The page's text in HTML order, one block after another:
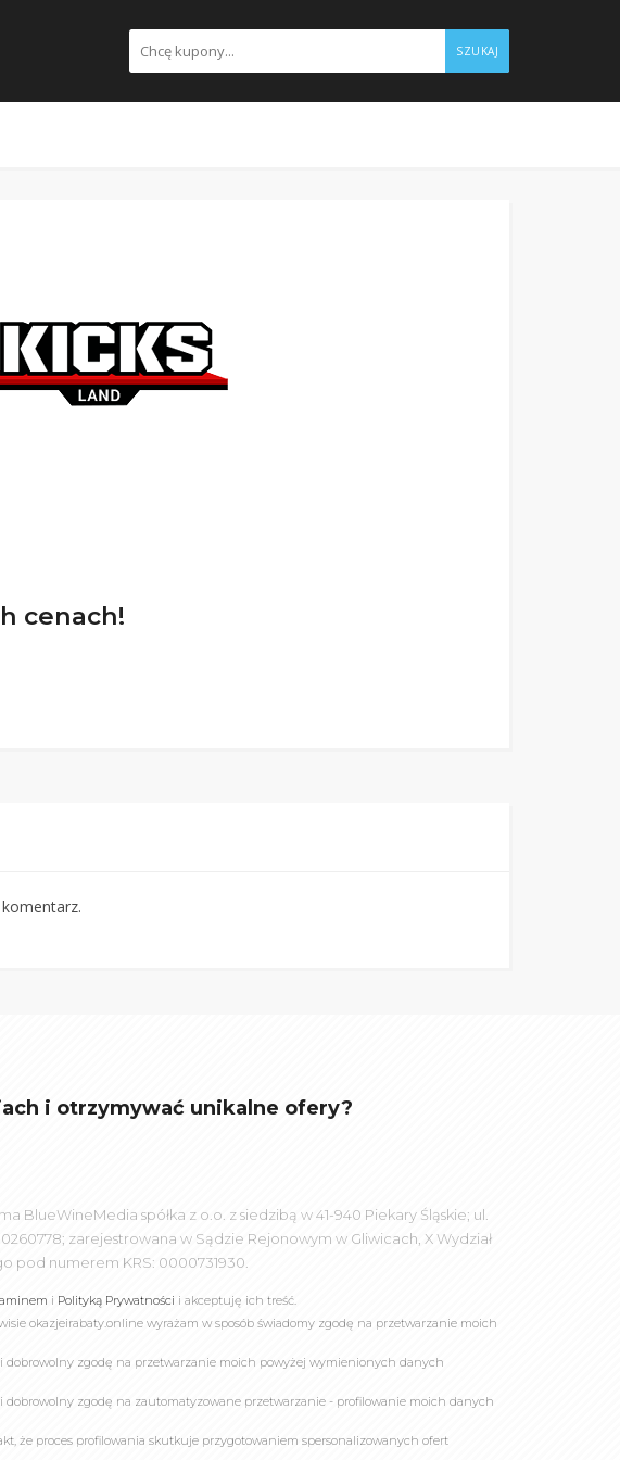
SZUKAJ
cenach!
i otrzymywać unikalne ofery?
BlueWineMedia spółka z o.o. z siedzibą w 41-940 Piekary Śląskie; ul.
zarejestrowana w Sądzie Rejonowym w Gliwicach, X Wydział
pod numerem KRS: 0000731930.
i Polityką Prywatności i akceptuję ich treść.
okazjeirabaty.online wyrażam w sposób świadomy zgodę na przetwarzanie moich
dobrowolny zgodę na przetwarzanie moich powyżej wymienionych danych
dobrowolny zgodę na zautomatyzowane przetwarzanie - profilowanie moich danych
że proces profilowania skutkuje przygotowaniem spersonalizowanych ofert